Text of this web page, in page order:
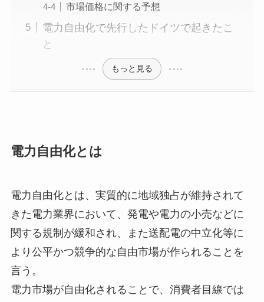
市場価格に関する予想
電力自由化で先行したドイツで起きたこ
と
もっと見る
電力自由化とは
電力自由化とは、実質的に地域独占が維持されて
きた電力業界において、発電や電力の小売などに
関する規制が緩和され、また送配電の中立化等に
より公平かつ競争的な自由市場が作られることを
言う。
電力市場が自由化されることで、消費者目線では